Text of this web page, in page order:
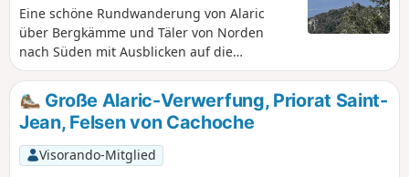
Eine schöne Rundwanderung von Alaric
über Bergkämme und Täler von Norden
nach Süden mit Ausblicken auf die
Montagne Noire, das Tal der Aude von
Carcassonne bis Lezignan, das Corbières-
Massiv mit den Pyrenäen im Hintergrund
und einer Vegetation aus Thymian,
Rosmarin, Buchsbaum, Kiefern und
Lavendel. Sehr wenig frequentierte Wege.
Große Alaric-Verwerfung, Priorat Saint-
Jean, Felsen von Cachoche
Visorando-Mitglied